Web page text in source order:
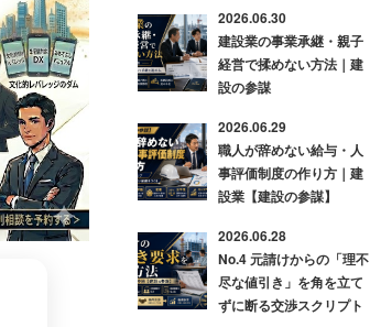
2026.06.30
建設業の事業承継・親子
経営で揉めない方法｜建
設の参謀
2026.06.29
職人が辞めない給与・人
事評価制度の作り方｜建
設業【建設の参謀】
2026.06.28
No.4 元請けからの「理不
尽な値引き」を角を立て
ずに断る交渉スクリプト